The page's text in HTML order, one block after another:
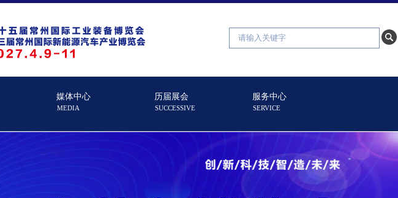
媒体中心
MEDIA
历届展会
SUCCESSIVE
服务中心
SERVICE